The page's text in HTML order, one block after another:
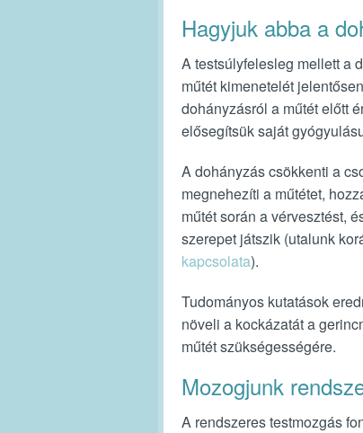
Hagyjuk abba a
A testsúlyfelesleg mellett a
műtét kimenetelét
dohányzásról a műtét előtt
elősegítsük saját
A dohányzás csökkenti a
megnehezíti a műtétet,
műtét során a vérvesztést,
szerepet játszik (utalunk
kapcsolata).
Tudományos kutatások
növeli a kockázatát a
műtét szükségességére.
Mozogjunk
A rendszeres testmozgás